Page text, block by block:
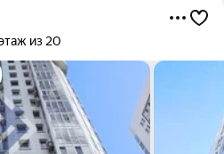
из 20